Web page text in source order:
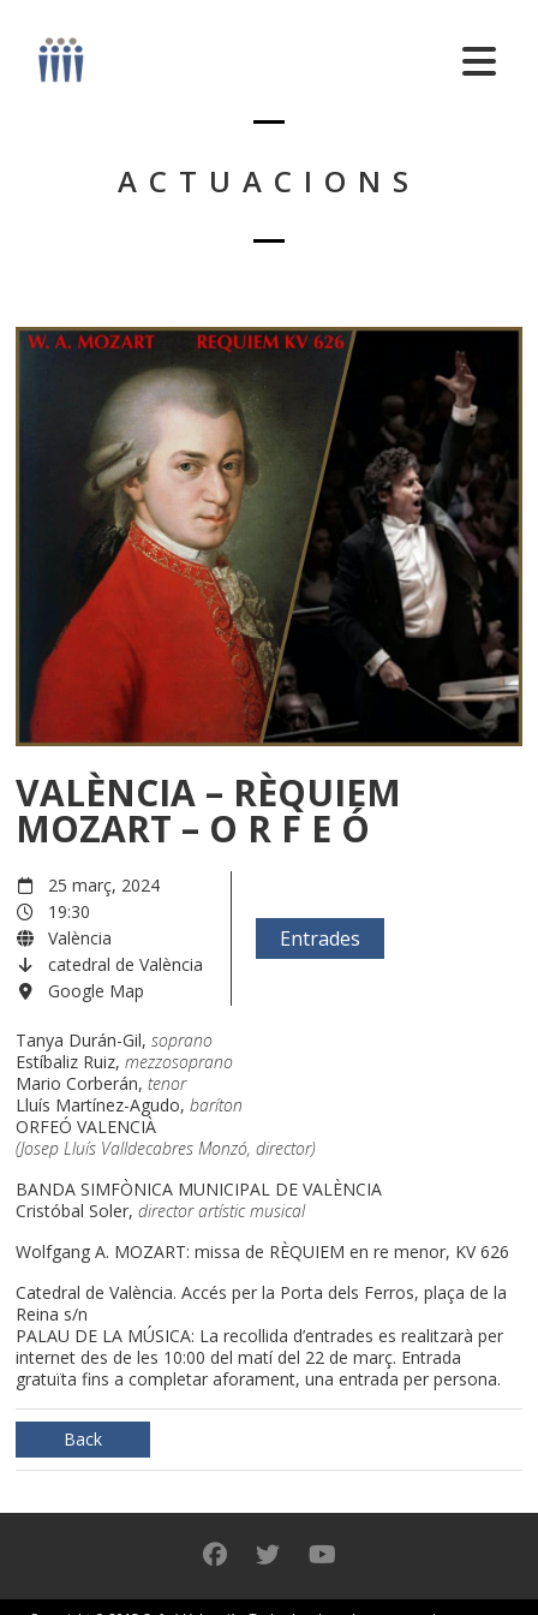
ACTUACIONS
VALÈNCIA – RÈQUIEM
MOZART – O R F E Ó
25 març, 2024
19:30
València
catedral de València
Google Map
Entrades
Tanya Durán-Gil, soprano
Estíbaliz Ruiz, mezzosoprano
Mario Corberán, tenor
Lluís Martínez-Agudo, baríton
ORFEÓ VALENCIÀ
(Josep Lluís Valldecabres Monzó, director)
BANDA SIMFÒNICA MUNICIPAL DE VALÈNCIA
Cristóbal Soler, director artístic musical
Wolfgang A. MOZART: missa de RÈQUIEM en re menor, KV 626
Catedral de València. Accés per la Porta dels Ferros, plaça de la
Reina s/n
PALAU DE LA MÚSICA: La recollida d’entrades es realitzarà per
internet des de les 10:00 del matí del 22 de març. Entrada
gratuïta fins a completar aforament, una entrada per persona.
Back